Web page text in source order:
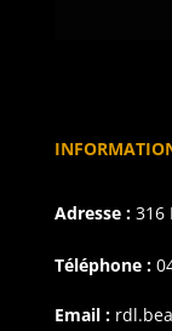
Adresse :316
Téléphone :
Email :